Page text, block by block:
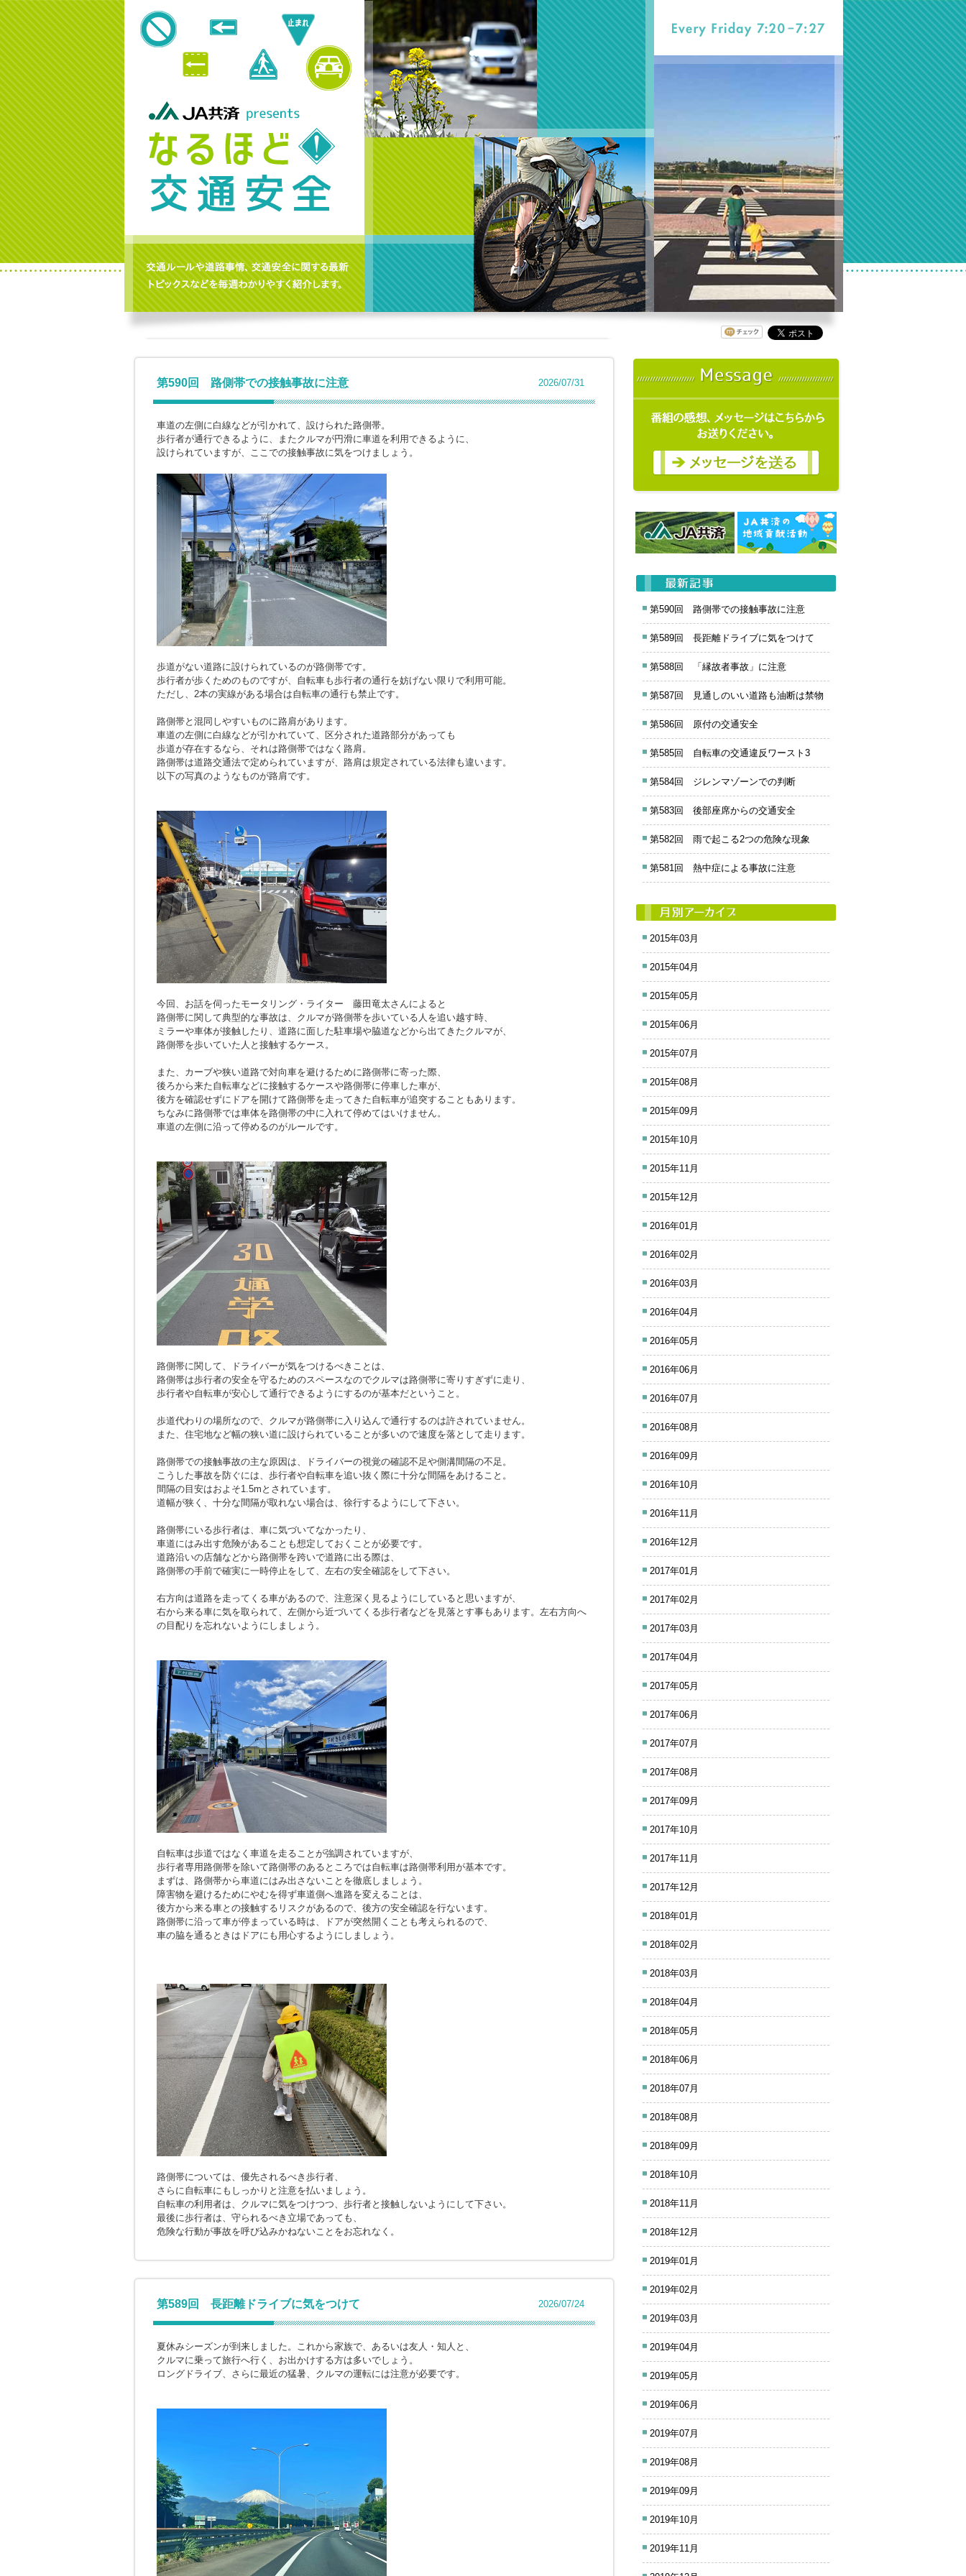
第590回 路側帯での接触事故に注意 2026/07/31
車道の左側に白線などが引かれて、設けられた路側帯。
歩行者が通行できるように、またクルマが円滑に車道を利用できるように、
設けられていますが、ここでの接触事故に気をつけましょう。
歩道がない道路に設けられているのが路側帯です。
歩行者が歩くためのものですが、自転車も歩行者の通行を妨げない限りで利用可能。
ただし、2本の実線がある場合は自転車の通行も禁止です。
路側帯と混同しやすいものに路肩があります。
車道の左側に白線などが引かれていて、区分された道路部分があっても
歩道が存在するなら、それは路側帯ではなく路肩。
路側帯は道路交通法で定められていますが、路肩は規定されている法律も違います。
以下の写真のようなものが路肩です。
今回、お話を伺ったモータリング・ライター 藤田竜太さんによると
路側帯に関して典型的な事故は、クルマが路側帯を歩いている人を追い越す時、
ミラーや車体が接触したり、道路に面した駐車場や脇道などから出てきたクルマが、
路側帯を歩いていた人と接触するケース。
また、カーブや狭い道路で対向車を避けるために路側帯に寄った際、
後ろから来た自転車などに接触するケースや路側帯に停車した車が、
後方を確認せずにドアを開けて路側帯を走ってきた自転車が追突することもあります。
ちなみに路側帯では車体を路側帯の中に入れて停めてはいけません。
車道の左側に沿って停めるのがルールです。
路側帯に関して、ドライバーが気をつけるべきことは、
路側帯は歩行者の安全を守るためのスペースなのでクルマは路側帯に寄りすぎずに走り、
歩行者や自転車が安心して通行できるようにするのが基本だということ。
歩道代わりの場所なので、クルマが路側帯に入り込んで通行するのは許されていません。
また、住宅地など幅の狭い道に設けられていることが多いので速度を落として走ります。
路側帯での接触事故の主な原因は、ドライバーの視覚の確認不足や側溝間隔の不足。
こうした事故を防ぐには、歩行者や自転車を追い抜く際に十分な間隔をあけること。
間隔の目安はおよそ1.5mとされています。
道幅が狭く、十分な間隔が取れない場合は、徐行するようにして下さい。
路側帯にいる歩行者は、車に気づいてなかったり、
車道にはみ出す危険があることも想定しておくことが必要です。
道路沿いの店舗などから路側帯を跨いで道路に出る際は、
路側帯の手前で確実に一時停止をして、左右の安全確認をして下さい。
右方向は道路を走ってくる車があるので、注意深く見るようにしていると思いますが、
右から来る車に気を取られて、左側から近づいてくる歩行者などを見落とす事もあります。左右方向へ
の目配りを忘れないようにしましょう。
自転車は歩道ではなく車道を走ることが強調されていますが、
歩行者専用路側帯を除いて路側帯のあるところでは自転車は路側帯利用が基本です。
まずは、路側帯から車道にはみ出さないことを徹底しましょう。
障害物を避けるためにやむを得ず車道側へ進路を変えることは、
後方から来る車との接触するリスクがあるので、後方の安全確認を行ないます。
路側帯に沿って車が停まっている時は、ドアが突然開くことも考えられるので、
車の脇を通るときはドアにも用心するようにしましょう。
路側帯については、優先されるべき歩行者、
さらに自転車にもしっかりと注意を払いましょう。
自転車の利用者は、クルマに気をつけつつ、歩行者と接触しないようにして下さい。
最後に歩行者は、守られるべき立場であっても、
危険な行動が事故を呼び込みかねないことをお忘れなく。
第589回 長距離ドライブに気をつけて 2026/07/24
夏休みシーズンが到来しました。これから家族で、あるいは友人・知人と、
クルマに乗って旅行へ行く、お出かけする方は多いでしょう。
ロングドライブ、さらに最近の猛暑、クルマの運転には注意が必要です。
第590回 路側帯での接触事故に注意
第589回 長距離ドライブに気をつけて
第588回 「縁故者事故」に注意
第587回 見通しのいい道路も油断は禁物
第586回 原付の交通安全
第585回 自転車の交通違反ワースト3
第584回 ジレンマゾーンでの判断
第583回 後部座席からの交通安全
第582回 雨で起こる2つの危険な現象
第581回 熱中症による事故に注意
2015年03月
2015年04月
2015年05月
2015年06月
2015年07月
2015年08月
2015年09月
2015年10月
2015年11月
2015年12月
2016年01月
2016年02月
2016年03月
2016年04月
2016年05月
2016年06月
2016年07月
2016年08月
2016年09月
2016年10月
2016年11月
2016年12月
2017年01月
2017年02月
2017年03月
2017年04月
2017年05月
2017年06月
2017年07月
2017年08月
2017年09月
2017年10月
2017年11月
2017年12月
2018年01月
2018年02月
2018年03月
2018年04月
2018年05月
2018年06月
2018年07月
2018年08月
2018年09月
2018年10月
2018年11月
2018年12月
2019年01月
2019年02月
2019年03月
2019年04月
2019年05月
2019年06月
2019年07月
2019年08月
2019年09月
2019年10月
2019年11月